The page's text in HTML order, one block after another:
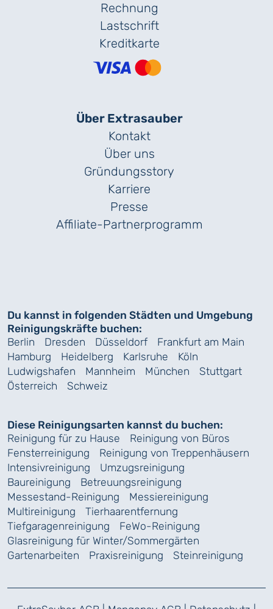
Rechnung
Lastschrift
Kreditkarte
Über Extrasauber
Kontakt
Über uns
Gründungs­story
Karriere
Presse
Affiliate-Partnerprogramm
Du kannst in folgenden Städten und Umgebung
Reinigungskräfte buchen:
Berlin
Dresden Düsseldorf
Frankfurt am Main
Hamburg
Heidelberg Karlsruhe
Köln
Ludwigshafen
Mannheim München
Stuttgart
Österreich
Schweiz
Diese Reinigungsarten kannst du buchen:
Reinigung für zu Hause
Reinigung von Büros
Fensterreinigung
Reinigung von Treppenhäusern
Intensivreinigung
Umzugsreinigung
Baureinigung
Betreuungsreinigung
Messestand-Reinigung
Messiereinigung
Multireinigung
Tierhaarentfernung
Tiefgaragenreinigung
FeWo-Reinigung
Glasreinigung für Winter/Sommergärten
Gartenarbeiten
Praxisreinigung Steinreinigung